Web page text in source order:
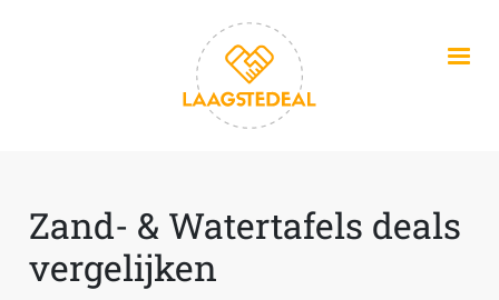
Zand- & Watertafels deals
vergelijken